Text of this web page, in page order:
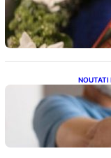
NOUTATI
Patru